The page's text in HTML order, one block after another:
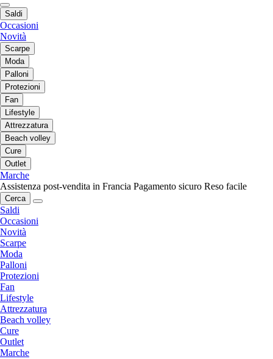
Saldi
Occasioni
Novità
Scarpe
Moda
Palloni
Protezioni
Fan
Lifestyle
Attrezzatura
Beach volley
Cure
Outlet
Marche
Assistenza post-vendita in Francia Pagamento sicuro Reso facile
Cerca
Saldi
Occasioni
Novità
Scarpe
Moda
Palloni
Protezioni
Fan
Lifestyle
Attrezzatura
Beach volley
Cure
Outlet
Marche